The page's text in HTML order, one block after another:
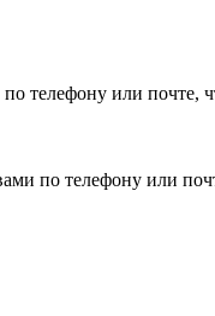
телефону или почте,
по телефону или